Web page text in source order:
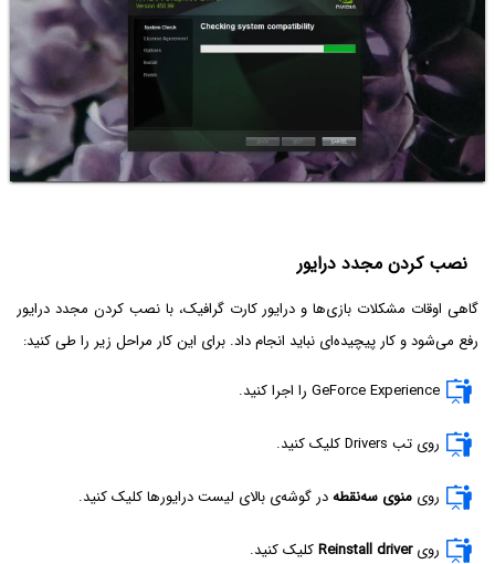
نصب کردن مجدد درایور
گاهی اوقات مشکلات بازی‌ها و درایور کارت گرافیک، با نصب کردن مجدد درایور
رفع می‌شود و کار پیچیده‌ای نباید انجام داد. برای این کار مراحل زیر را طی کنید:
GeForce Experience را اجرا کنید.
روی تب Drivers کلیک کنید.
روی منوی سه‌نقطهدر گوشه‌ی بالای لیست درایورها کلیک کنید.
رویReinstall driverکلیک کنید.